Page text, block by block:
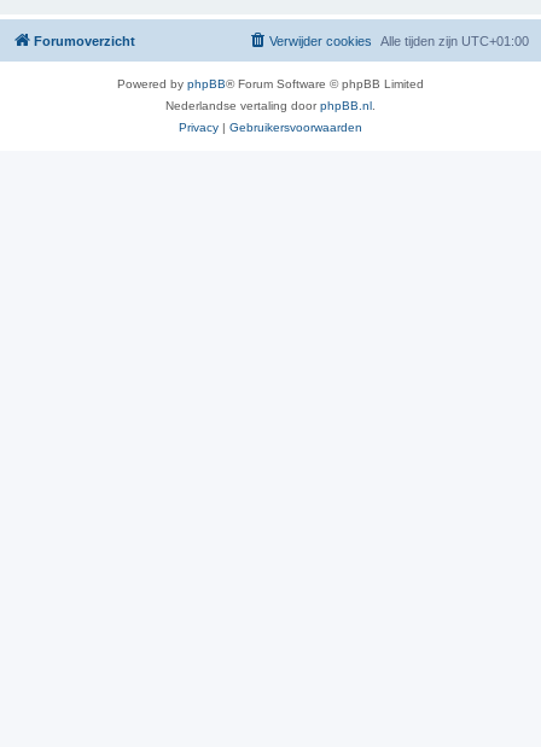
Forumoverzicht Alle tijden zijn UTC+01:00
Verwijder cookies
Powered by phpBB® Forum Software © phpBB Limited
Nederlandse vertaling doorphpBB.nl
Privacy | Gebruikersvoorwaarden